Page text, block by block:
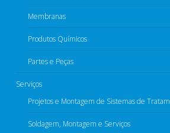
Membranas
Produtos Químicos​
Partes e Peças​
Serviços
Projetos e Montagem de Sistemas de
Soldagem, Montagem e Serviços​